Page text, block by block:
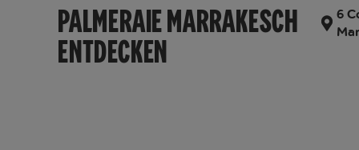
PALMERAIE MARRAKESCH
ENTDECKEN
6